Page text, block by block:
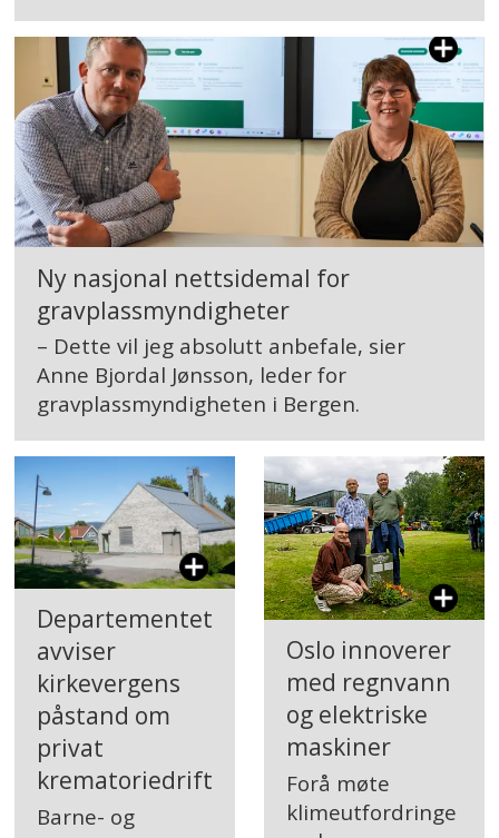
Ny nasjonal nettsidemal for
gravplassmyndigheter
– Dette vil jeg absolutt anbefale, sier
Anne Bjordal Jønsson, leder for
gravplassmyndigheten i Bergen.
Departementet
avviser
kirkevergens
påstand om
privat
krematoriedrift
Barne- og
Oslo innoverer
med regnvann
og elektriske
maskiner
Forå møte
klimeutfordringe